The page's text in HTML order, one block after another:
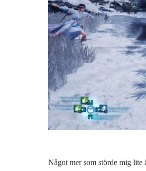
Något mer som störde mig lite